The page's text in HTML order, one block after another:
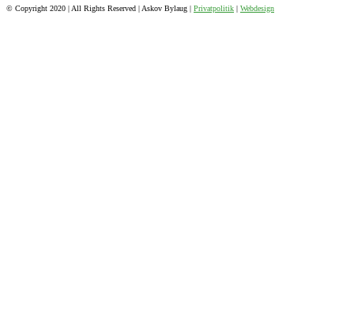
© Copyright 2020 | All Rights Reserved | Askov Bylaug | Privatpolitik | Webdesign